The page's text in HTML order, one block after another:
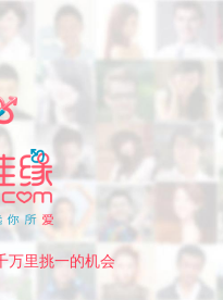
万里挑一的机会